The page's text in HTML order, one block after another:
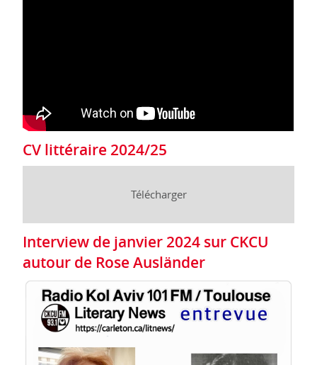
CV littéraire 2024/25
Télécharger
Interview de janvier 2024 sur CKCU
autour de Rose Ausländer